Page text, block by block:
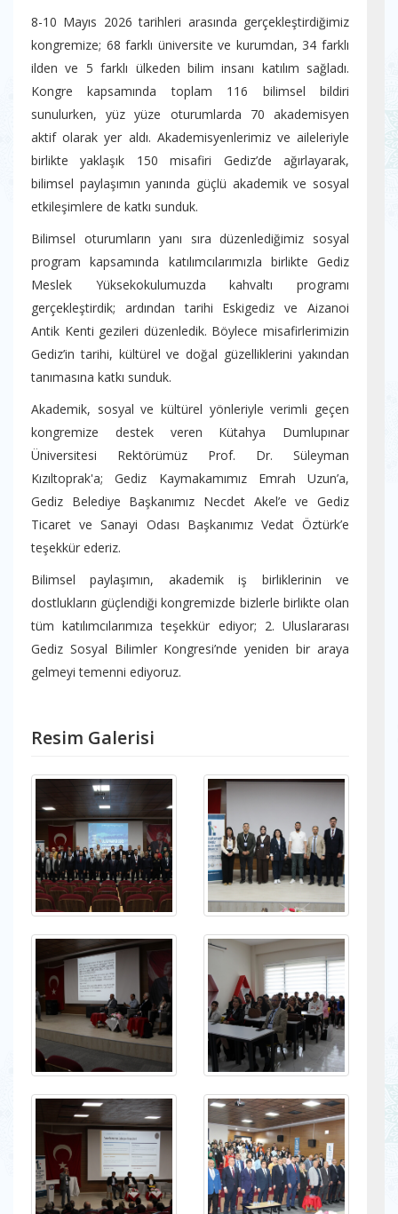
8-10 Mayıs 2026 tarihleri arasında gerçekleştirdiğimiz
kongremize; 68 farklı üniversite ve kurumdan, 34 farklı
ilden ve 5 farklı ülkeden bilim insanı katılım sağladı.
Kongre kapsamında toplam 116 bilimsel bildiri
sunulurken, yüz yüze oturumlarda 70 akademisyen
aktif olarak yer aldı. Akademisyenlerimiz ve aileleriyle
birlikte yaklaşık 150 misafiri Gediz’de ağırlayarak,
bilimsel paylaşımın yanında güçlü akademik ve sosyal
etkileşimlere de katkı sunduk.
Bilimsel oturumların yanı sıra düzenlediğimiz sosyal
program kapsamında katılımcılarımızla birlikte Gediz
Meslek Yüksekokulumuzda kahvaltı programı
gerçekleştirdik; ardından tarihi Eskigediz ve Aizanoi
Antik Kenti gezileri düzenledik. Böylece misafirlerimizin
Gediz’in tarihi, kültürel ve doğal güzelliklerini yakından
tanımasına katkı sunduk.
Akademik, sosyal ve kültürel yönleriyle verimli geçen
kongremize destek veren Kütahya Dumlupınar
Üniversitesi Rektörümüz Prof. Dr. Süleyman
Kızıltoprak'a; Gediz Kaymakamımız Emrah Uzun’a,
Gediz Belediye Başkanımız Necdet Akel’e ve Gediz
Ticaret ve Sanayi Odası Başkanımız Vedat Öztürk’e
teşekkür ederiz.
Bilimsel paylaşımın, akademik iş birliklerinin ve
dostlukların güçlendiği kongremizde bizlerle birlikte olan
tüm katılımcılarımıza teşekkür ediyor; 2. Uluslararası
Gediz Sosyal Bilimler Kongresi’nde yeniden bir araya
gelmeyi temenni ediyoruz.
Resim Galerisi